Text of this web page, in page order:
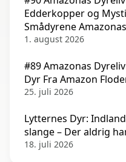
Edderkopper og
Smådyrene
1. august 2026
#89 Amazonas
Dyr Fra Amazon
25. juli 2026
Lytternes Dyr:
slange – Der aldrig
18. juli 2026